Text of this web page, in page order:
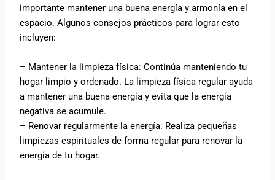
importante mantener una buena energía y armonía en el
espacio. Algunos consejos prácticos para lograr esto
incluyen:
– Mantener la limpieza física: Continúa manteniendo tu
hogar limpio y ordenado. La limpieza física regular ayuda
a mantener una buena energía y evita que la energía
negativa se acumule.
– Renovar regularmente la energía: Realiza pequeñas
limpiezas espirituales de forma regular para renovar la
energía de tu hogar.